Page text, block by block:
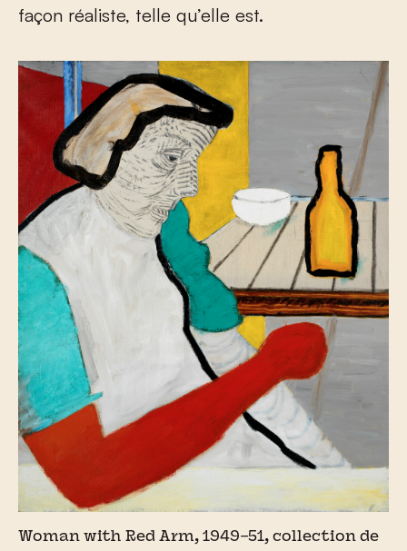
façon réaliste, telle qu’elle est.
Woman with Red Arm, 1949–51, collection de